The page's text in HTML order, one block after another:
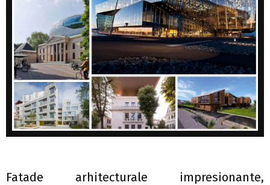
Fatade arhitecturale impresionante,